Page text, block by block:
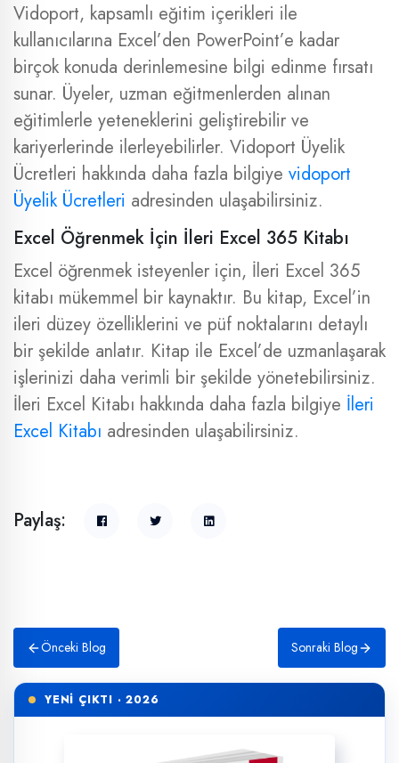
Vidoport, kapsamlı eğitim içerikleri ile
kullanıcılarına Excel’den PowerPoint’e kadar
birçok konuda derinlemesine bilgi edinme fırsatı
sunar. Üyeler, uzman eğitmenlerden alınan
eğitimlerle yeteneklerini geliştirebilir ve
kariyerlerinde ilerleyebilirler. Vidoport Üyelik
Ücretleri hakkında daha fazla bilgiye vidoport
Üyelik Ücretleri adresinden ulaşabilirsiniz.
Excel Öğrenmek İçin İleri Excel 365 Kitabı
Excel öğrenmek isteyenler için, İleri Excel 365
kitabı mükemmel bir kaynaktır. Bu kitap, Excel’in
ileri düzey özelliklerini ve püf noktalarını detaylı
bir şekilde anlatır. Kitap ile Excel’de uzmanlaşarak
işlerinizi daha verimli bir şekilde yönetebilirsiniz.
İleri Excel Kitabı hakkında daha fazla bilgiye İleri
Excel Kitabı adresinden ulaşabilirsiniz.
Paylaş:
Önceki Blog Sonraki Blog
YENİ ÇIKTI · 2026